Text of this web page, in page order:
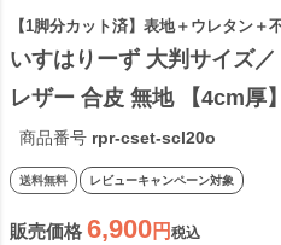
【1脚分カット済】表地＋ウレタン＋
いすはりーず 大判サイズ
レザー 合皮 無地 【4cm厚
DIY イス 張り替え 国産 生
面 椅子 張替え はりかえ
商品番号 rpr-cset-scl20o
送料無料 レビューキャンペーン対象
販売価格 6,900 税込